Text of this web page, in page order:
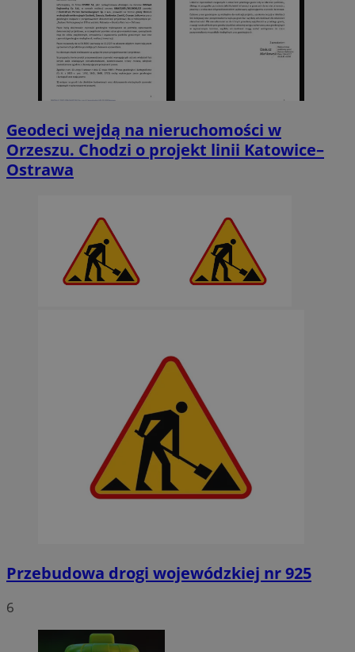
Geodeci wejdą na nieruchomości w
Orzeszu. Chodzi o projekt linii Katowice–
Ostrawa
Przebudowa drogi wojewódzkiej nr 925
6